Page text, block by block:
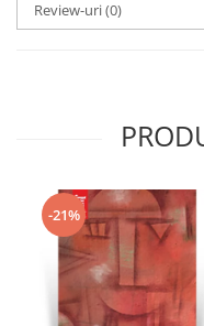
Review-uri(0)
-21%